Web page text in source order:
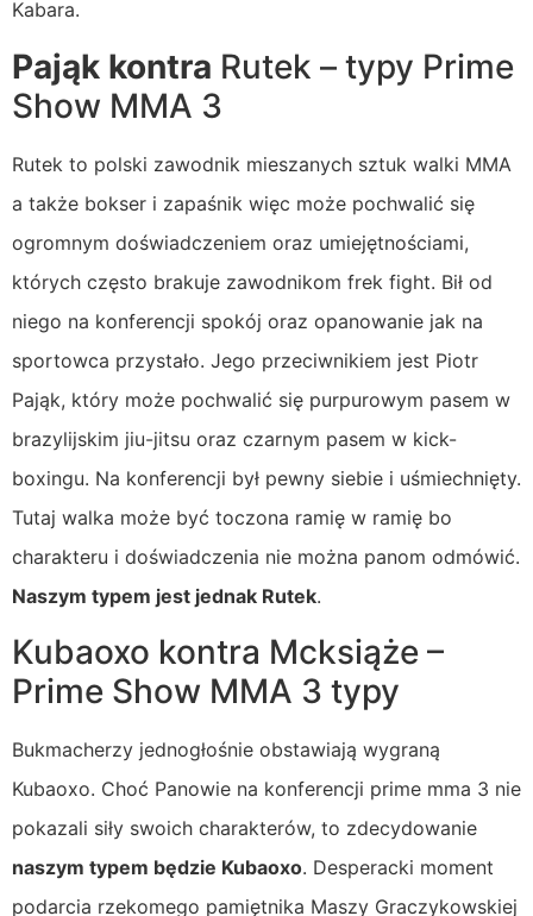
Kabara.
Pająk kontra Rutek – typy Prime
Show MMA 3
Rutek to polski zawodnik mieszanych sztuk walki MMA
a także bokser i zapaśnik więc może pochwalić się
ogromnym doświadczeniem oraz umiejętnościami,
których często brakuje zawodnikom frek fight. Bił od
niego na konferencji spokój oraz opanowanie jak na
sportowca przystało. Jego przeciwnikiem jest Piotr
Pająk, który może pochwalić się purpurowym pasem w
brazylijskim jiu-jitsu oraz czarnym pasem w kick-
boxingu. Na konferencji był pewny siebie i uśmiechnięty.
Tutaj walka może być toczona ramię w ramię bo
charakteru i doświadczenia nie można panom odmówić.
Naszym typem jest jednak Rutek.
Kubaoxo kontra Mcksiąże –
Prime Show MMA 3 typy
Bukmacherzy jednogłośnie obstawiają wygraną
Kubaoxo. Choć Panowie na konferencji prime mma 3 nie
pokazali siły swoich charakterów, to zdecydowanie
naszym typem będzie Kubaoxo. Desperacki moment
podarcia rzekomego pamiętnika Maszy Graczykowskiej